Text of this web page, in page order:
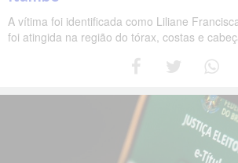
A vítima foi identificada como Liliane
foi atingida na região do tórax, costas e